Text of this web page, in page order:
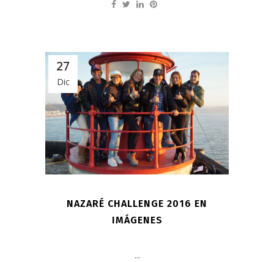
27
Dic
NAZARÉ CHALLENGE 2016 EN
IMÁGENES
...